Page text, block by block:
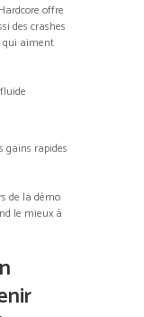
offre
des crashes
qui aiment
gains rapides
de la démo
le mieux à